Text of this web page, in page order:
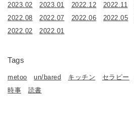
2023.02
2023.01 2022.12 2022.11
2022.08
2022.07 2022.06 2022.05
2022.02
2022.01
Tags
metoo un/bared キッチン セラピー
時事
読書